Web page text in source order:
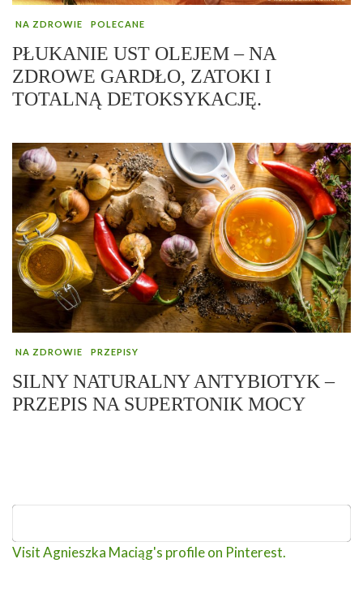
NA ZDROWIE POLECANE
PŁUKANIE UST OLEJEM – NA
ZDROWE GARDŁO, ZATOKI I
TOTALNĄ DETOKSYKACJĘ.
NA ZDROWIE PRZEPISY
SILNY NATURALNY ANTYBIOTYK –
PRZEPIS NA SUPERTONIK MOCY
Visit Agnieszka Maciąg's profile on Pinterest.